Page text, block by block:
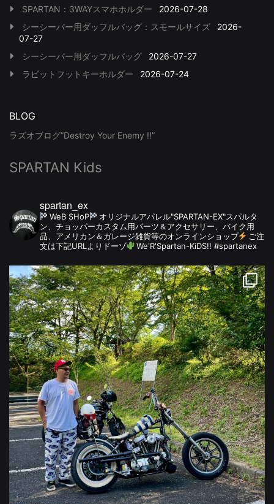
SPARTAN：3WAYスマホホルダー
2026-07-28
シーシーバー用ダッフルバッグ：スモールサイズ
2026-
07-27
シーシーバー用ダッフルバッグ
2026-07-27
ラビットフットキーホルダー
2026-07-24
BLOG
ラズオブログ”Destroy Your Enemy !!”
SPARTAN Kids
spartan_ex
WeB SHoP
オリジナルアパレル"SPARTAN-EX"スパルタ
ン、チョッパーカスタム用パーツ＆アクセサリー、バイク用
品、アメリカン＆ガレージ雑貨等のオンラインショップ
ご注
文は下記URLよりドーゾ
We'R'Spartan-KiDS!! #spartanex